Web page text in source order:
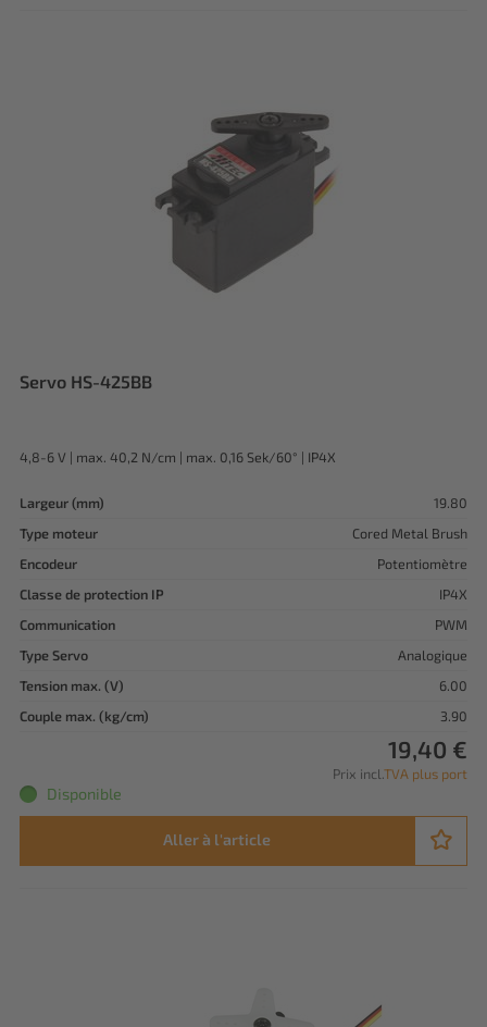
Servo HS-425BB
4,8-6 V | max. 40,2 N/cm | max. 0,16 Sek/60° | IP4X
Largeur (mm)
19.80
Type moteur
Cored Metal Brush
Encodeur
Potentiomètre
Classe de protection IP
IP4X
Communication
PWM
Type Servo
Analogique
Tension max. (V)
6.00
Couple max. (kg/cm)
3.90
19,40 €
Prix incl. TVA plus port
Disponible
Aller à l'article